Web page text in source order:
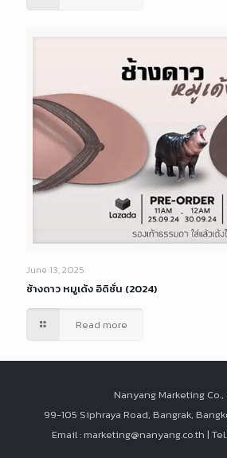
June 13, 2025
ช้างดาว หมูเด้ง อิดิชั่น (2024)
Read more
Nanyang Marketing Co.,
99-105 Siphraya Road, Bangrak,
Email : marketing@nanyang.co.th |